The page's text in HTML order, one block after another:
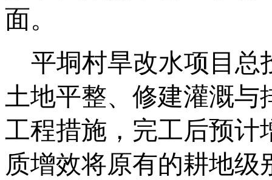
面。
平垌村旱改水项目总
土地平整、修建灌溉
工程措施，完工后预计
质增效将原有的耕地级